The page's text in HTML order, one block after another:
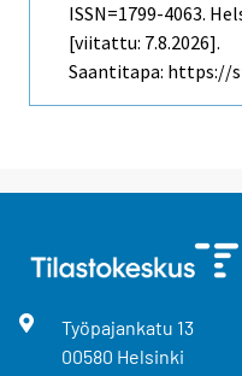
ISSN=1799-4063.
[viitattu: 7.8.2026].
Saantitapa:
Työpajankatu 13
00580 Helsinki